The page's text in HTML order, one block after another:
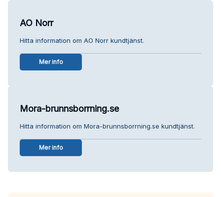
AO Norr
Hitta information om AO Norr kundtjänst.
Mer info
Mora-brunnsborrning.se
Hitta information om Mora-brunnsborrning.se kundtjänst.
Mer info